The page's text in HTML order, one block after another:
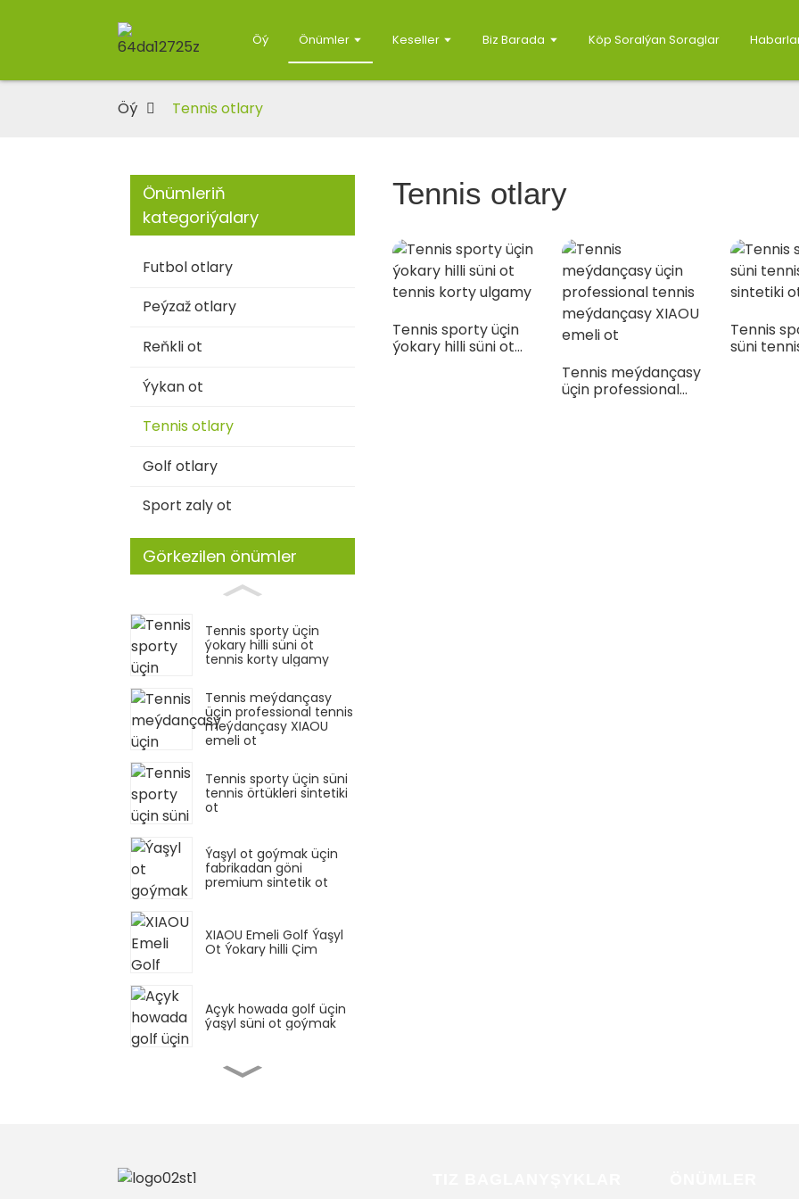
Öý Önümler Keseller Biz Barada Köp Soralýan Soraglar
Öý Tennis otlary
Önümleriň
kategoriýalary
Futbol otlary
Peýzaž otlary
Reňkli ot
Ýykan ot
Tennis otlary
Golf otlary
Sport zaly ot
Görkezilen önümler
Tennis sporty üçin
ýokary hilli süni ot
tennis korty ulgamy
Tennis meýdançasy
üçin professional tennis
meýdançasy XIAOU
emeli ot
Tennis sporty üçin süni
tennis örtükleri sintetiki
ot
Ýaşyl ot goýmak üçin
fabrikadan göni
premium sintetik ot
XIAOU Emeli Golf Ýaşyl
Ot Ýokary hilli Çim
Açyk howada golf üçin
ýaşyl süni ot goýmak
15 mm standart sport
Tennis otlary
Tennis sporty üçin
ýokary hilli süni ot
Tennis meýdançasy
üçin professional
Tennis
süni